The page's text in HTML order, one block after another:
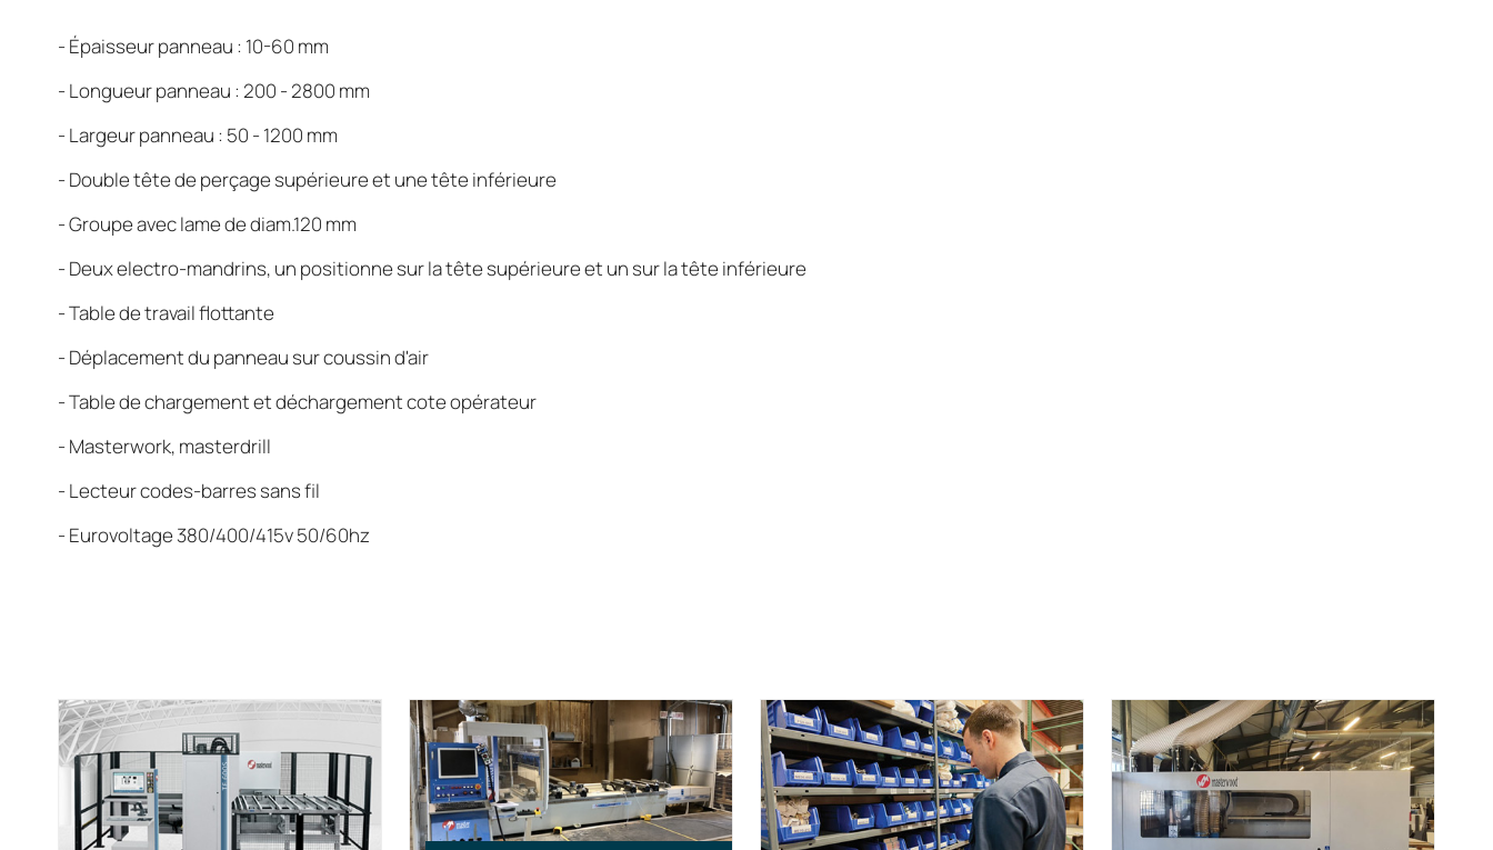
- Épaisseur panneau : 10-60 mm
- Longueur panneau : 200 - 2800 mm
- Largeur panneau : 50 - 1200 mm
- Double tête de perçage supérieure et une tête inférieure
- Groupe avec lame de diam.120 mm
- Deux electro-mandrins, un positionne sur la tête supérieure et un sur la tête inférieure
- Table de travail flottante
- Déplacement du panneau sur coussin d'air
- Table de chargement et déchargement cote opérateur
- Masterwork, masterdrill
- Lecteur codes-barres sans fil
- Eurovoltage 380/400/415v 50/60hz